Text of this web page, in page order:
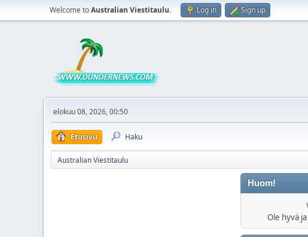
Welcome toAustralian Viestitaulu. Log in Sign up
elokuu 08, 2026, 00:50
Etusivu Haku
Australian Viestitaulu
Huom!
Ole hyvä